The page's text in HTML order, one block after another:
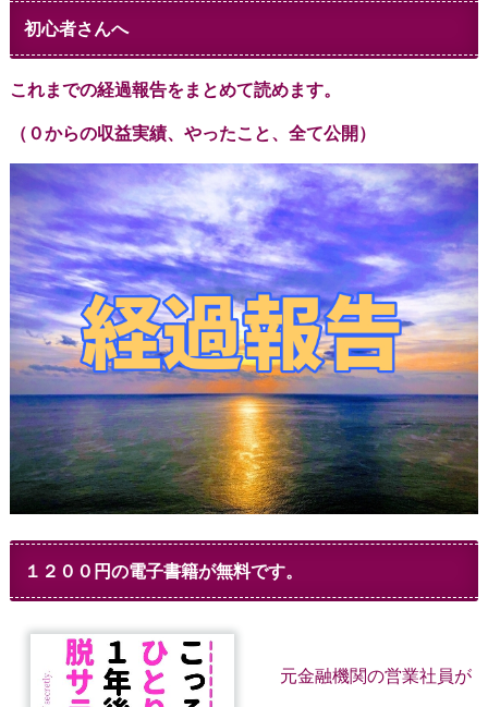
初心者さんへ
これまでの経過報告をまとめて読めます。
（０からの収益実績、やったこと、全て公開）
１２００円の電子書籍が無料です。
元金融機関の営業社員が